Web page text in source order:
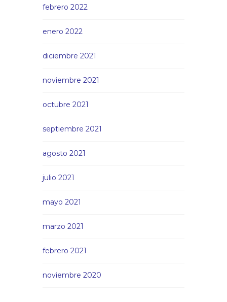
febrero 2022
enero 2022
diciembre 2021
noviembre 2021
octubre 2021
septiembre 2021
agosto 2021
julio 2021
mayo 2021
marzo 2021
febrero 2021
noviembre 2020